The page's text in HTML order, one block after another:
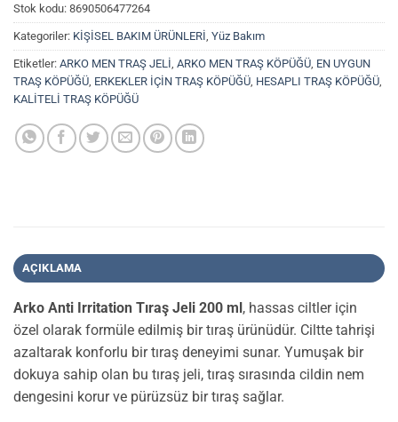
Stok kodu: 8690506477264
Kategoriler: KİŞİSEL BAKIM ÜRÜNLERİ Yüz Bakım
Etiketler: ARKO MEN TRAŞ JELİ ARKO MEN TRAŞ KÖPÜĞÜ EN UYGUN
TRAŞ KÖPÜĞÜ ERKEKLER İÇİN TRAŞ KÖPÜĞÜ HESAPLI TRAŞ KÖPÜĞÜ
KALİTELİ TRAŞ KÖPÜĞÜ
AÇIKLAMA
Arko Anti Irritation Tıraş Jeli 200 ml , hassas ciltler için
özel olarak formüle edilmiş bir tıraş ürünüdür. Ciltte tahrişi
azaltarak konforlu bir tıraş deneyimi sunar. Yumuşak bir
dokuya sahip olan bu tıraş jeli, tıraş sırasında cildin nem
dengesini korur ve pürüzsüz bir tıraş sağlar.